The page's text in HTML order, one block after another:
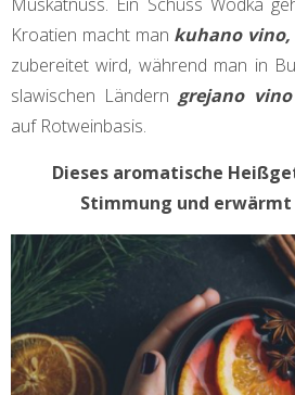
Kroatien macht man kuhano vino,
zubereitet wird, während man in
slawischen Ländern grejano vino
auf Rotweinbasis.
Dieses aromatische
Stimmung und